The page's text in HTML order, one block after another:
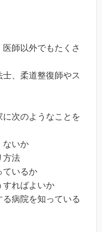
師以外でもたくさ
、柔道整復師やス
次のようなことを
ないか
方法
ているか
すればよいか
る病院を知っている